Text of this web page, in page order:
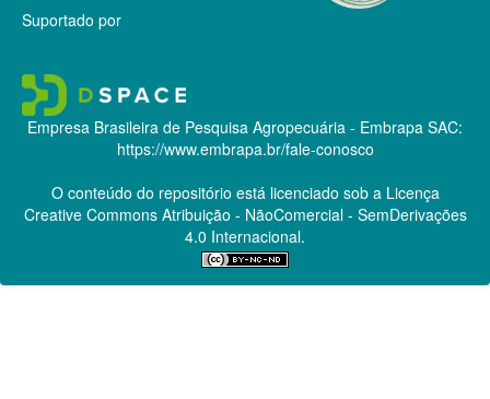
Suportado por
Empresa Brasileira de Pesquisa Agropecuária - Embrapa SAC:
https://www.embrapa.br/fale-conosco
O conteúdo do repositório está licenciado sob a Licença
Creative CommonsAtribuição - NãoComercial - SemDerivações
4.0 Internacional.